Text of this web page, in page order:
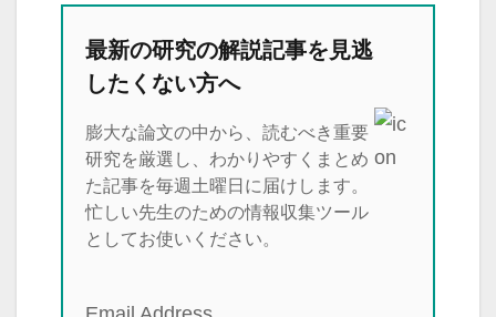
最新の研究の解説記事を見逃
したくない方へ
膨大な論文の中から、読むべき重要
研究を厳選し、わかりやすくまとめ
た記事を毎週土曜日に届けします。
忙しい先生のための情報収集ツール
としてお使いください。